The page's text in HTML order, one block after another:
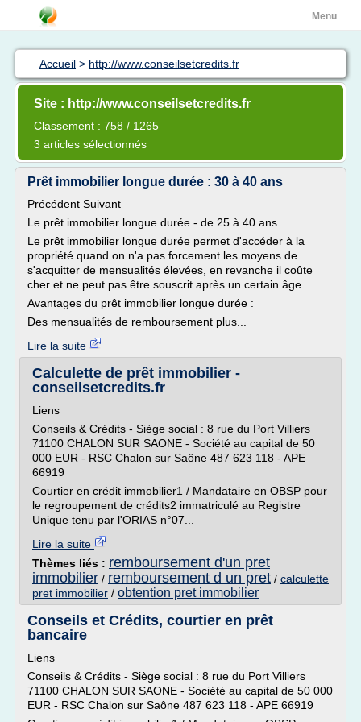
Menu
Accueil > http://www.conseilsetcredits.fr
Site : http://www.conseilsetcredits.fr
Classement : 758 / 1265
3 articles sélectionnés
Prêt immobilier longue durée : 30 à 40 ans
Précédent Suivant
Le prêt immobilier longue durée - de 25 à 40 ans
Le prêt immobilier longue durée permet d'accéder à la
propriété quand on n'a pas forcement les moyens de
s'acquitter de mensualités élevées, en revanche il coûte
cher et ne peut pas être souscrit après un certain âge.
Avantages du prêt immobilier longue durée :
Des mensualités de remboursement plus...
Lire la suite
Calculette de prêt immobilier -
conseilsetcredits.fr
Liens
Conseils & Crédits - Siège social : 8 rue du Port Villiers
71100 CHALON SUR SAONE - Société au capital de 50
000 EUR - RSC Chalon sur Saône 487 623 118 - APE
66919
Courtier en crédit immobilier1 / Mandataire en OBSP pour
le regroupement de crédits2 immatriculé au Registre
Unique tenu par l'ORIAS n°07...
Lire la suite
Thèmes liés : remboursement d'un pret
immobilier / remboursement d un pret / calculette
pret immobilier / obtention pret immobilier
Conseils et Crédits, courtier en prêt
bancaire
Liens
Conseils & Crédits - Siège social : 8 rue du Port Villiers
71100 CHALON SUR SAONE - Société au capital de 50 000
EUR - RSC Chalon sur Saône 487 623 118 - APE 66919